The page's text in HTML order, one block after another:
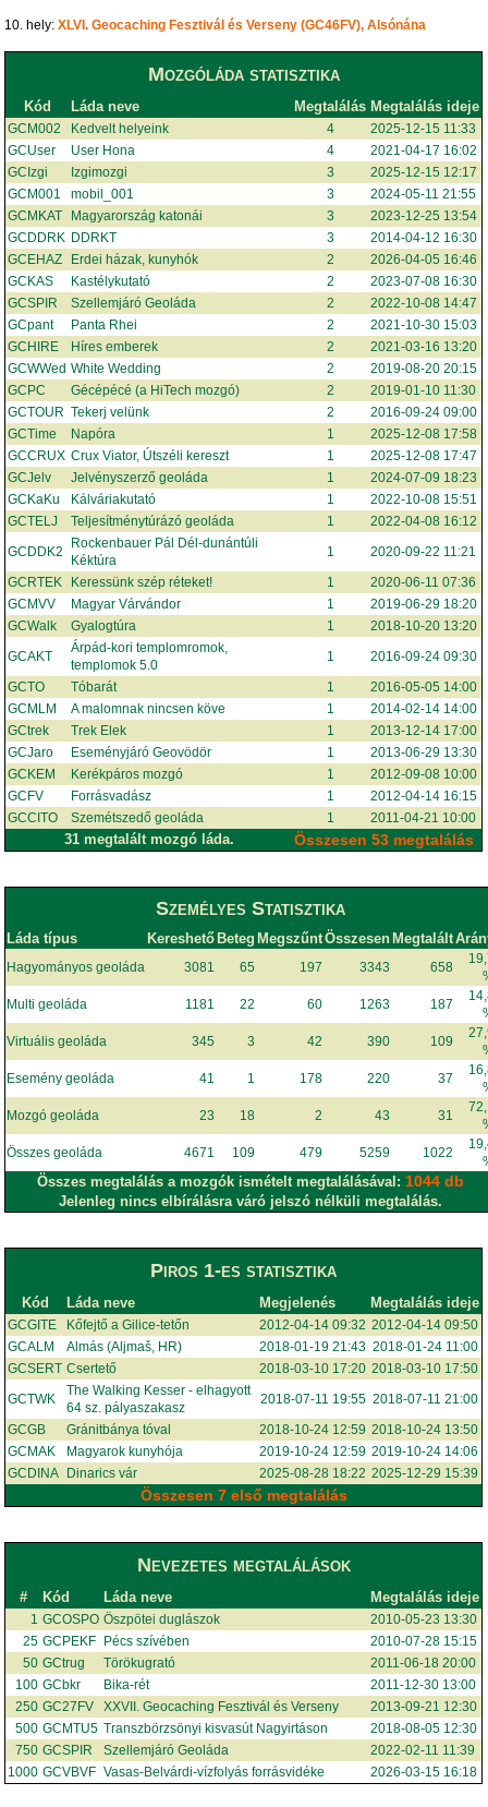
10. hely:XLVI. Geocaching Fesztivál és Verseny (GC46FV), Alsónána
Mozgóláda statisztika
Kód Láda neve Megtalálás Megtalálás ideje
GCM002 Kedvelt helyeink 4
2025-12-15 11:33
GCUser
User Hona 4
2021-04-17 16:02
GCIzgi
Izgimozgi 3
2025-12-15 12:17
GCM001
mobil_001 3
2024-05-11 21:55
GCMKAT
Magyarország katonái 3
2023-12-25 13:54
GCDDRK DDRKT 3
2014-04-12 16:30
GCEHAZ
Erdei házak, kunyhók 2
2026-04-05 16:46
GCKAS
Kastélykutató 2
2023-07-08 16:30
GCSPIR
Szellemjáró Geoláda 2
2022-10-08 14:47
GCpant
Panta Rhei 2
2021-10-30 15:03
GCHIRE
Híres emberek 2
2021-03-16 13:20
GCWWed White Wedding 2
2019-08-20 20:15
GCPC
Gécépécé (a HiTech mozgó) 2
2019-01-10 11:30
GCTOUR Tekerj velünk 2
2016-09-24 09:00
GCTime
Napóra 1
2025-12-08 17:58
GCCRUX Crux Viator, Útszéli kereszt 1
2025-12-08 17:47
GCJelv
Jelvényszerző geoláda 1
2024-07-09 18:23
GCKaKu
Kálváriakutató 1
2022-10-08 15:51
GCTELJ
Teljesítménytúrázó geoláda 1
2022-04-08 16:12
GCDDK2
Rockenbauer Pál Dél-dunántúli
Kéktúra
1
2020-09-22 11:21
GCRTEK
Keressünk szép réteket! 1
2020-06-11 07:36
GCMVV
Magyar Várvándor 1
2019-06-29 18:20
GCWalk
Gyalogtúra 1
2018-10-20 13:20
GCAKT
Árpád-kori templomromok,
templomok 5.0
1
2016-09-24 09:30
GCTO
Tóbarát 1
2016-05-05 14:00
GCMLM
A malomnak nincsen köve 1
2014-02-14 14:00
GCtrek
Trek Elek 1
2013-12-14 17:00
GCJaro
Eseményjáró Geovödör 1
2013-06-29 13:30
GCKEM
Kerékpáros mozgó 1
2012-09-08 10:00
GCFV
Forrásvadász 1
2012-04-14 16:15
GCCITO
Szemétszedő geoláda 1 2011-04-21 10:00
31 megtalált mozgó láda. Összesen 53 megtalálás
Személyes Statisztika
Láda típus Kereshető Beteg MegszűntÖsszesen Megtalált
Hagyományos geoláda 3081 65 197 3343 658
Multi geoláda
1181 22 60 1263 187
Virtuális geoláda
345 3 42 390 109
Esemény geoláda
41 1 178 220 37
Mozgó geoláda
23 18 2 43 31
Összes geoláda
4671 109 479 5259 1022
Összes megtalálás a mozgók ismételt megtalálásával:1044 db
Jelenleg nincs elbírálásra váró jelszó nélküli megtalálás.
Piros 1-es statisztika
Kód Láda neve Megjelenés Megtalálás ideje
GCGITE Kőfejtő a Gilice-tetőn 2012-04-14 09:32 2012-04-14 09:50
GCALM
Almás (Aljmaš, HR) 2018-01-19 21:43 2018-01-24 11:00
GCSERT Csertető 2018-03-10 17:20 2018-03-10 17:50
GCTWK
The Walking Kesser - elhagyott
64 sz. pályaszakasz
2018-07-11 19:55 2018-07-11 21:00
GCGB
Gránitbánya tóval 2018-10-24 12:59 2018-10-24 13:50
GCMAK
Magyarok kunyhója 2019-10-24 12:59 2019-10-24 14:06
GCDINA
Dinarics vár 2025-08-28 18:22 2025-12-29 15:39
Összesen 7 első megtalálás
Nevezetes megtalálások
# Kód Láda neve Megtalálás ideje
1 GCOSPO Öszpötei duglászok
2010-05-23 13:30
25 GCPEKF Pécs szívében
2010-07-28 15:15
50 GCtrug Törökugrató
2011-06-18 20:00
100 GCbkr Bika-rét
2011-12-30 13:00
250 GC27FV XXVII. Geocaching Fesztivál és Verseny
2013-09-21 12:30
500 GCMTU5 Transzbörzsönyi kisvasút Nagyirtáson
2018-08-05 12:30
750 GCSPIR Szellemjáró Geoláda
2022-02-11 11:39
1000 GCVBVF Vasas-Belvárdi-vízfolyás forrásvidéke 2026-03-15 16:18